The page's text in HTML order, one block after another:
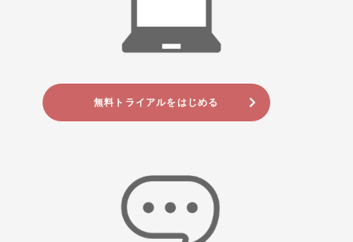
無料トライアルをはじめる